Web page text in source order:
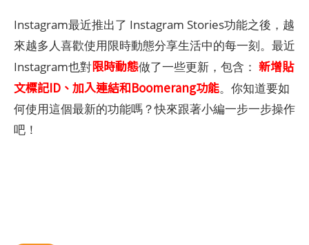
Instagram最近推出了 Instagram Stories功能之後，越
來越多人喜歡使用限時動態分享生活中的每一刻。最近
Instagram也對限時動態做了一些更新，包含： 新增貼
文標記ID、加入連結和Boomerang功能。你知道要如
何使用這個最新的功能嗎？快來跟著小編一步一步操作
吧！